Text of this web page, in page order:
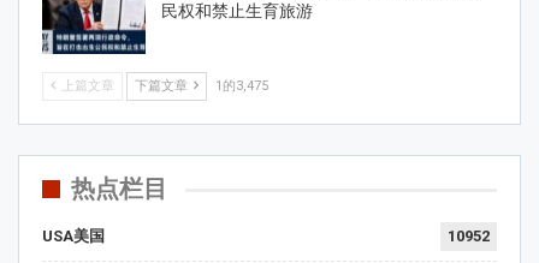
民权和禁止生育旅游
上篇文章 下篇文章 1的3,475
热点栏目
USA美国 10952